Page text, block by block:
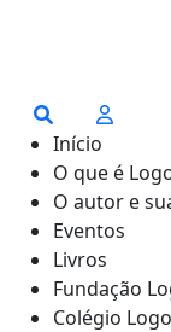
Início
O que é
O autor e
Eventos
Livros
Fundação
Colégio